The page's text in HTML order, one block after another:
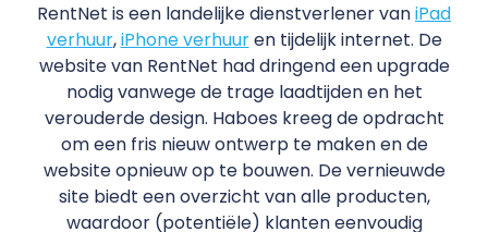
RentNet is een landelijke dienstverlener vaniPad
verhuur,iPhone verhuuren tijdelijk internet. De
website van RentNet had dringend een upgrade
nodig vanwege de trage laadtijden en het
verouderde design. Haboes kreeg de opdracht
om een fris nieuw ontwerp te maken en de
website opnieuw op te bouwen. De vernieuwde
site biedt een overzicht van alle producten,
waardoor (potentiële) klanten eenvoudig